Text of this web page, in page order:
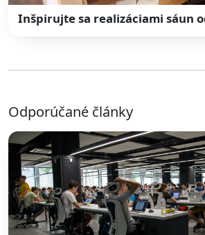
Inšpirujte sa realizáciami sáun
Odporúčané články